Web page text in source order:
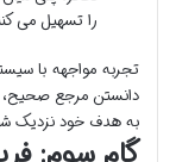
را تسهیل می
تجربه مواجهه با
دانستن مرجع صحیح،
به هدف خود نزدیک